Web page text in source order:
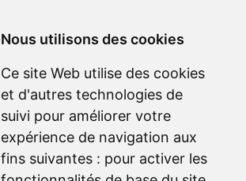
Nous utilisons des cookies
Ce site Web utilise des cookies
et d'autres technologies de
suivi pour améliorer votre
expérience de navigation aux
fins suivantes : pour activer les
Service
entretien
téléchargements
fiches techniques